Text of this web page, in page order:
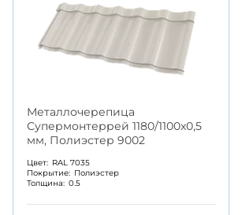
Металлочерепица
Супермонтеррей 1180/1100x0,5
мм, Полиэстер 9002
Цвет: RAL 7035
Покрытие: Полиэстер
Толщина: 0.5